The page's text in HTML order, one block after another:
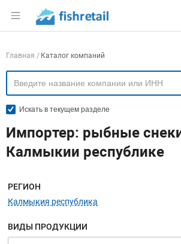
Раздел навигации по
Навигация по компаниям
Главная Каталог компаний
Искать в текущем разделе
Импортер: рыбные
Калмыкии республике
Меню навигации
РЕГИОН
Калмыкия республика
ВИДЫ ПРОДУКЦИИ